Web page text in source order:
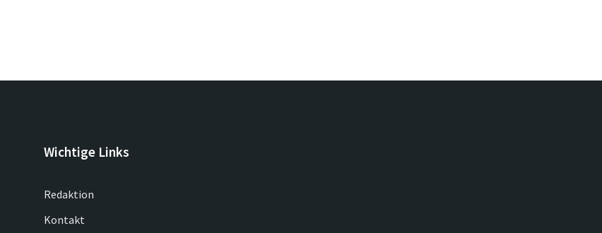
Wichtige Links
Redaktion
Kontakt